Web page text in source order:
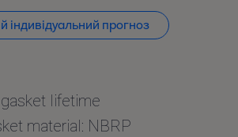
індивідуальний прогноз
lifetime
material: NBRP